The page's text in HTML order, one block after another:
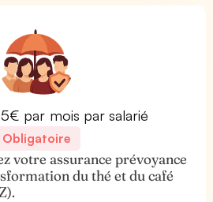
par mois par salarié
Obligatoire
votre assurance prévoyance
du thé et du café